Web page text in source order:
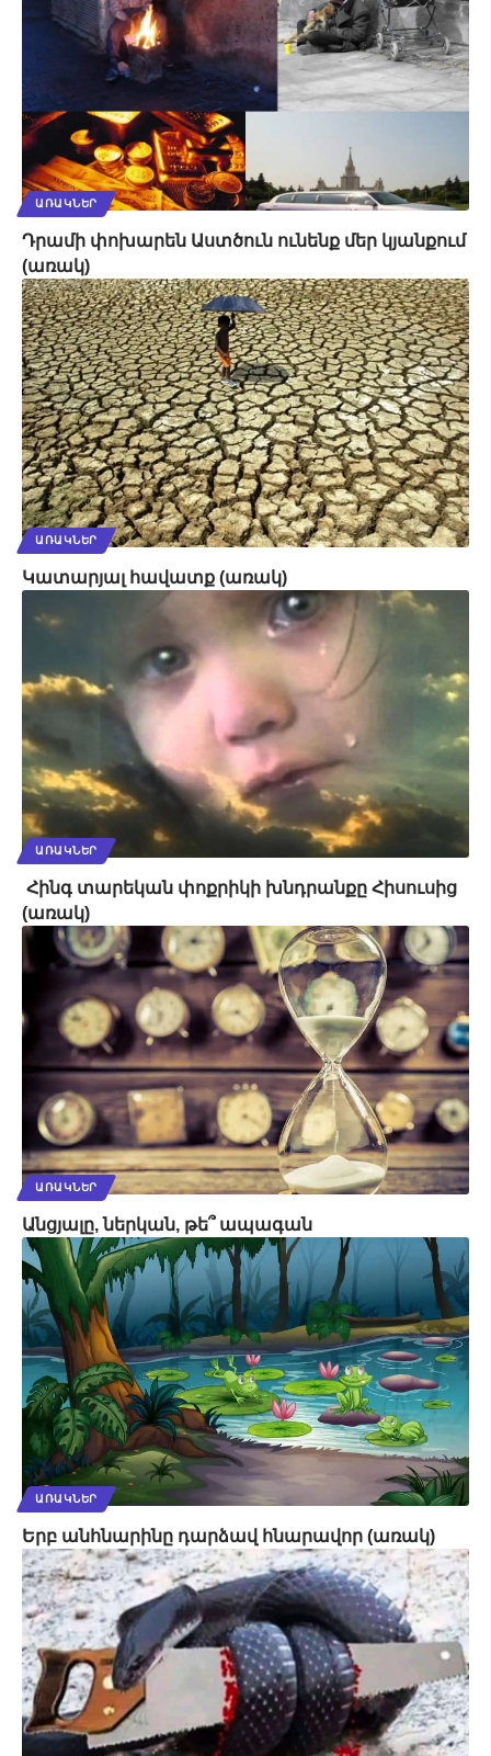
ԱՌԱԿՆԵՐ
Դրամի փոխարեն Աստծուն ունենք մեր կյանքում
(առակ)
ԱՌԱԿՆԵՐ
Կատարյալ հավատք (առակ)
ԱՌԱԿՆԵՐ
Հինգ տարեկան փոքրիկի խնդրանքը Հիսուսից
(առակ)
ԱՌԱԿՆԵՐ
Անցյալը, ներկան, թե՞ ապագան
ԱՌԱԿՆԵՐ
Երբ անհնարինը դարձավ հնարավոր (առակ)